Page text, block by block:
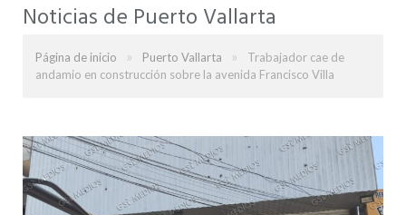
Noticias de Puerto Vallarta
Página de inicio » Puerto Vallarta »
Trabajador cae de
andamio en construcción sobre la avenida Francisco Villa